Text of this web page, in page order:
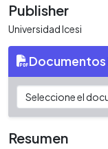
Publisher
Universidad Icesi
Documentos
Resumen